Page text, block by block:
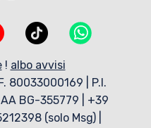
! albo avvisi
80033000169 | P.I.
BG-355779 | +39
(solo Msg) |